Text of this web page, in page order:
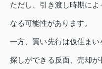
ただし、引き渡し時期に
なる可能性があります。
一方、買い先行は仮住ま
探しができる反面、売却